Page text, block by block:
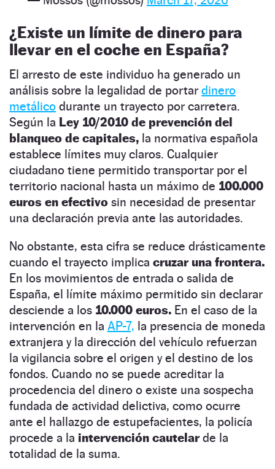
¿Existe un límite de dinero para
llevar en el coche en España?
El arresto de este individuo ha generado un
análisis sobre la legalidad de portar dinero
metálico durante un trayecto por carretera.
Según la Ley 10/2010 de prevención del
blanqueo de capitales, la normativa española
establece límites muy claros. Cualquier
ciudadano tiene permitido transportar por el
territorio nacional hasta un máximo de 100.000
euros en efectivo sin necesidad de presentar
una declaración previa ante las autoridades.
No obstante, esta cifra se reduce drásticamente
cuando el trayecto implica cruzar una frontera.
En los movimientos de entrada o salida de
España, el límite máximo permitido sin declarar
desciende a los 10.000 euros. En el caso de la
intervención en la AP-7, la presencia de moneda
extranjera y la dirección del vehículo refuerzan
la vigilancia sobre el origen y el destino de los
fondos. Cuando no se puede acreditar la
procedencia del dinero o existe una sospecha
fundada de actividad delictiva, como ocurre
ante el hallazgo de estupefacientes, la policía
procede a la intervención cautelarde la
totalidad de la suma.